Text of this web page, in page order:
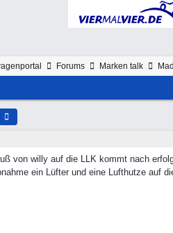
Forums Marken talk
von willy auf die LLK kommt nach
ein Lüfter und eine Lufthutze auf